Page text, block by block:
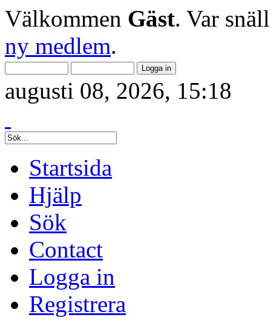
Välkommen Gäst. Var
ny medlem.
augusti 08, 2026, 15:18
Startsida
Hjälp
Sök
Contact
Logga in
Registrera